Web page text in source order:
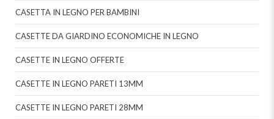
CASETTA IN LEGNO PER BAMBINI
CASETTE DA GIARDINO ECONOMICHE IN LEGNO
CASETTE IN LEGNO OFFERTE
CASETTE IN LEGNO PARETI 13MM
CASETTE IN LEGNO PARETI 28MM